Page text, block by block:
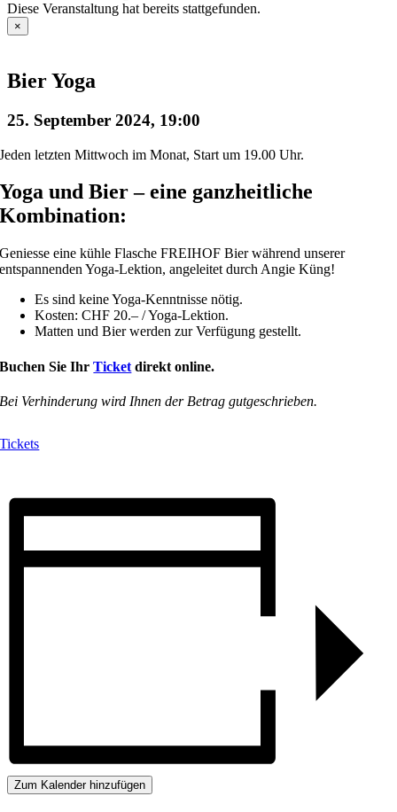
Diese Veranstaltung hat bereits stattgefunden.
×
Bier Yoga
25. September 2024, 19:00
Jeden letzten Mittwoch im Monat, Start um 19.00 Uhr.
Yoga und Bier – eine ganzheitliche
Kombination:
Geniesse eine kühle Flasche FREIHOF Bier während unserer
entspannenden Yoga-Lektion, angeleitet durch Angie Küng!
Es sind keine Yoga-Kenntnisse nötig.
Kosten: CHF 20.– / Yoga-Lektion.
Matten und Bier werden zur Verfügung gestellt.
Buchen Sie IhrTicket direkt online.
Bei Verhinderung wird Ihnen der Betrag gutgeschrieben.
Tickets
Zum Kalender hinzufügen